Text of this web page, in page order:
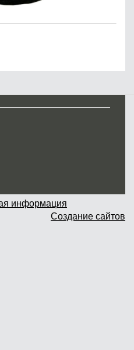
и самовывоз
информация
Создание сайтов